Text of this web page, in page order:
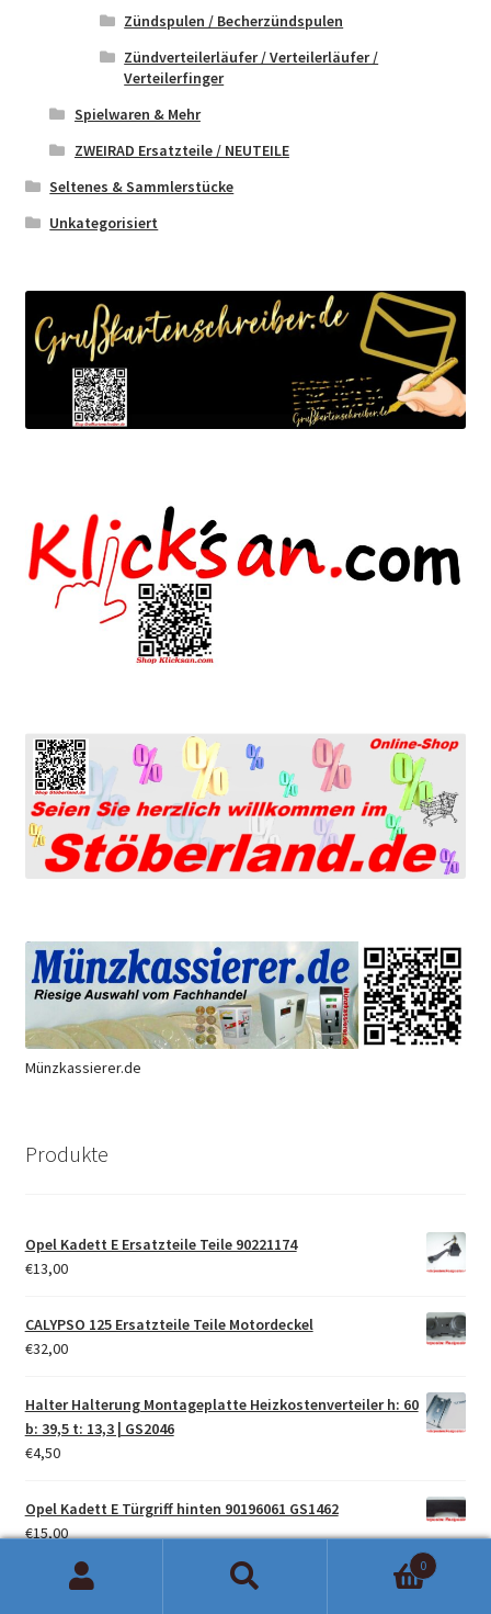
Zündspulen / Becherzündspulen
Zündverteilerläufer / Verteilerläufer /
Verteilerfinger
Spielwaren & Mehr
ZWEIRAD Ersatzteile / NEUTEILE
Seltenes & Sammlerstücke
Unkategorisiert
Münzkassierer.de
Produkte
Opel Kadett E Ersatzteile Teile 90221174
€13,00
CALYPSO 125 Ersatzteile Teile Motordeckel
€32,00
Halter Halterung Montageplatte Heizkostenverteiler h: 60
b: 39,5 t: 13,3 | GS2046
€4,50
Opel Kadett E Türgriff hinten 90196061 GS1462
€15,00
94447570 470990 Isuzu Trooper Ventildeckeldichtung NEU
0